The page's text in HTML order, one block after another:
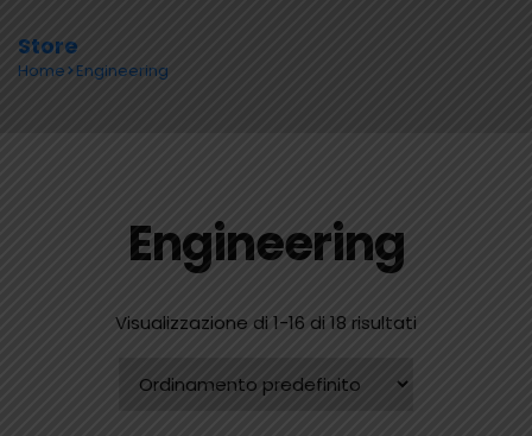
Store
Home Engineering
Engineering
Visualizzazione di 1-16 di 18 risultati